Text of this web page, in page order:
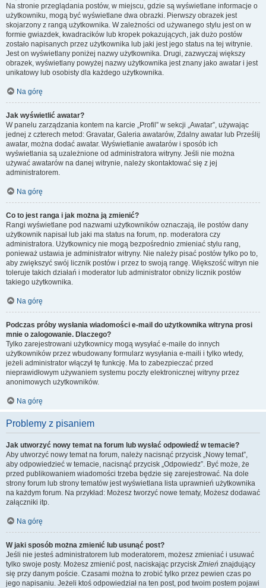
Na stronie przeglądania postów, w miejscu, gdzie są wyświetlane informacje o
użytkowniku, mogą być wyświetlane dwa obrazki. Pierwszy obrazek jest
skojarzony z rangą użytkownika. W zależności od używanego stylu jest on w
formie gwiazdek, kwadracików lub kropek pokazujących, jak dużo postów
zostało napisanych przez użytkownika lub jaki jest jego status na tej witrynie.
Jest on wyświetlany poniżej nazwy użytkownika. Drugi, zazwyczaj większy
obrazek, wyświetlany powyżej nazwy użytkownika jest znany jako awatar i jest
unikatowy lub osobisty dla każdego użytkownika.
Na górę
Jak wyświetlić awatar?
W panelu zarządzania kontem na karcie „Profil” w sekcji „Awatar”, używając
jednej z czterech metod: Gravatar, Galeria awatarów, Zdalny awatar lub Prześlij
awatar, można dodać awatar. Wyświetlanie awatarów i sposób ich
wyświetlania są uzależnione od administratora witryny. Jeśli nie można
używać awatarów na danej witrynie, należy skontaktować się z jej
administratorem.
Na górę
Co to jest ranga i jak można ją zmienić?
Rangi wyświetlane pod nazwami użytkowników oznaczają, ile postów dany
użytkownik napisał lub jaki ma status na forum, np. moderatora czy
administratora. Użytkownicy nie mogą bezpośrednio zmieniać stylu rang,
ponieważ ustawia je administrator witryny. Nie należy pisać postów tylko po to,
aby zwiększyć swój licznik postów i przez to swoją rangę. Większość witryn nie
toleruje takich działań i moderator lub administrator obniży licznik postów
takiego użytkownika.
Na górę
Podczas próby wysłania wiadomości e-mail do użytkownika witryna prosi
mnie o zalogowanie. Dlaczego?
Tylko zarejestrowani użytkownicy mogą wysyłać e-maile do innych
użytkowników przez wbudowany formularz wysyłania e-maili i tylko wtedy,
jeżeli administrator włączył tę funkcję. Ma to zabezpieczać przed
nieprawidłowym używaniem systemu poczty elektronicznej witryny przez
anonimowych użytkowników.
Na górę
Problemy z pisaniem
Jak utworzyć nowy temat na forum lub wysłać odpowiedź w temacie?
Aby utworzyć nowy temat na forum, należy nacisnąć przycisk „Nowy temat”,
aby odpowiedzieć w temacie, nacisnąć przycisk „Odpowiedz”. Być może, że
przed publikowaniem wiadomości trzeba będzie się zarejestrować. Na dole
strony forum lub strony tematów jest wyświetlana lista uprawnień użytkownika
na każdym forum. Na przykład: Możesz tworzyć nowe tematy, Możesz dodawać
załączniki itp.
Na górę
W jaki sposób można zmienić lub usunąć post?
Jeśli nie jesteś administratorem lub moderatorem, możesz zmieniać i usuwać
tylko swoje posty. Możesz zmienić post, naciskając przyciskZmień znajdujący
się przy danym poście. Czasami można to zrobić tylko przez pewien czas po
jego napisaniu. Jeżeli ktoś odpowiedział na ten post, pod twoim postem pojawi